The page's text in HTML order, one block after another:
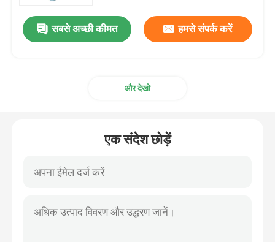
डबल लुमेन ब्रोन्कियल ट्यूब
ब्रोन्कियल ब्लॉकर ट्यूब
सक्शन कैथेटर
वीडियो इंट्यूबेशन डिवाइस
सबसे अच्छी कीमत हमसे संपर्क करें
और देखो
एक संदेश छोड़ें